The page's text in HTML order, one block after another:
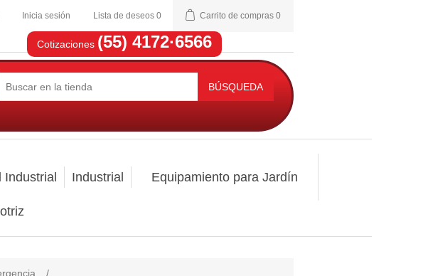
Inicia sesión Lista de deseos 0 Carrito de compras 0
Cotizaciones (55) 4172·6566
BÚSQUEDA
Industrial Industrial Equipamiento para Jardín
/